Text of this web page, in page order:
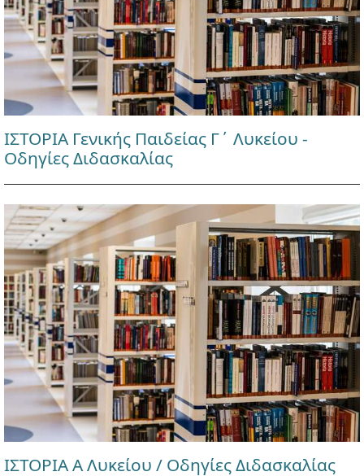
ΙΣΤΟΡΙΑ Γενικής Παιδείας Γ΄ Λυκείου -
Οδηγίες Διδασκαλίας
ΙΣΤΟΡΙΑ Α Λυκείου / Οδηγίες Διδασκαλίας